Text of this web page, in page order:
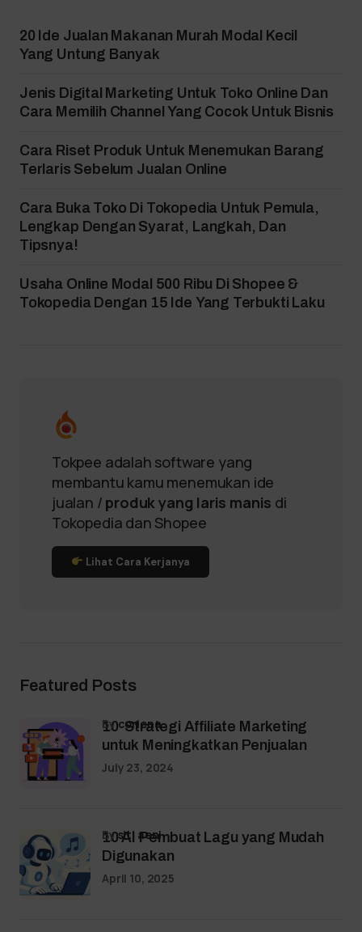
20 Ide Jualan Makanan Murah Modal Kecil
Yang Untung Banyak
Jenis Digital Marketing Untuk Toko Online Dan
Cara Memilih Channel Yang Cocok Untuk Bisnis
Cara Riset Produk Untuk Menemukan Barang
Terlaris Sebelum Jualan Online
Cara Buka Toko Di Tokopedia Untuk Pemula,
Lengkap Dengan Syarat, Langkah, Dan
Tipsnya!
Usaha Online Modal 500 Ribu Di Shopee &
Tokopedia Dengan 15 Ide Yang Terbukti Laku
Tokpee adalah software yang
membantu kamu menemukan ide
jualan / produk yang laris manis di
Tokopedia dan Shopee
Lihat Cara Kerjanya
Featured Posts
10 Strategi Affiliate Marketing
untuk Meningkatkan Penjualan
bycoriena
July 23, 2024
10 AI Pembuat Lagu yang Mudah
Digunakan
bysiti aeni
April 10, 2025